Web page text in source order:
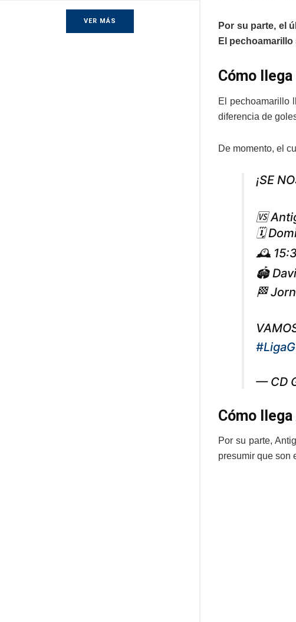
VER MÁS
Por su parte, el
El
Cómo
El pechoamarillo
diferencia de
De momento, el
¡SE
🆚
🗓
🕰
🏟
🏁
— CD
Cómo
Por su parte,
presumir que son